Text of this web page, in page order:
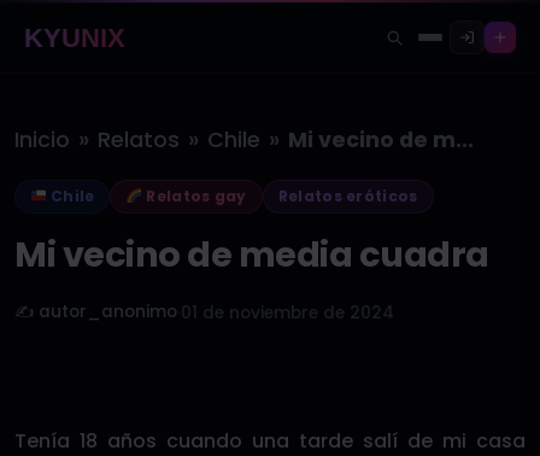
KYUNIX
Inicio » Relatos » Chile » Mi vecino de media cuadra
Chile Relatos gay Relatos eróticos
Mi vecino de media cuadra
✍️ autor_anonimo 01 de noviembre de 2024
Tenía 18 años cuando una tarde salí de mi casa